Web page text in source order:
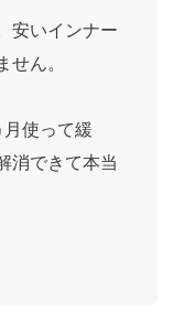
安いインナー
せん。
使って緩
消できて本当